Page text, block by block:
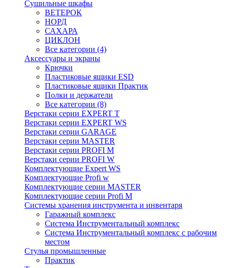
Cушильные шкафы
ВЕТЕРОК
НОРД
САХАРА
ЦИКЛОН
Все категории (4)
Аксессуары и экраны
Крючки
Пластиковые ящики ESD
Пластиковые ящики Практик
Полки и держатели
Все категории (8)
Верстаки серии EXPERT T
Верстаки серии EXPERT WS
Верстаки серии GARAGE
Верстаки серии MASTER
Верстаки серии PROFI M
Верстаки серии PROFI W
Комплектующие Expert WS
Комплектующие Profi w
Комплектующие серии MASTER
Комплектующие серии Profi M
Системы хранения инструмента и инвентаря
Гаражный комплекс
Система Инструментальный комплекс
Система Инструментальный комплекс с рабочим
местом
Стулья промышленные
Практик